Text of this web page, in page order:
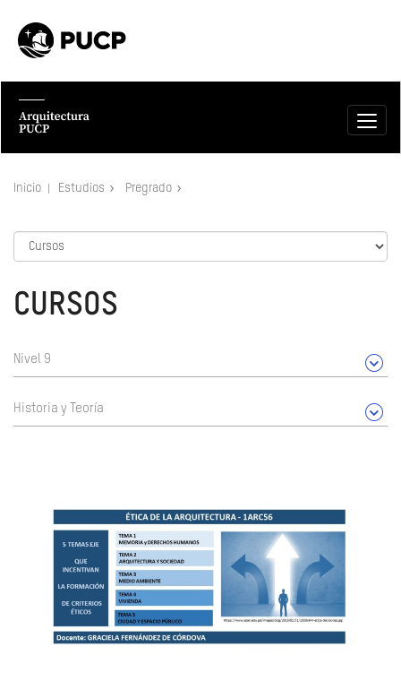
Inicio Estudios Pregrado
CURSOS
Nivel 9
Historia y Teoría